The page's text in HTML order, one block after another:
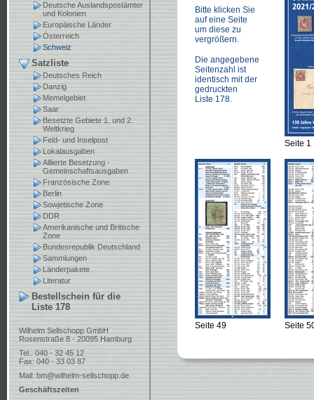
Deutsche Auslandspostämter
und Kolonien
Europäische Länder
Österreich
Schweiz
Satzliste
Deutsches Reich
Danzig
Memelgebiet
Saar
Besetzte Gebiete 1. und 2.
Weltkrieg
Feld- und Inselpost
Lokalausgaben
Alliierte Besetzung -
Gemeinschaftsausgaben
Französische Zone
Berlin
Sowjetische Zone
DDR
Amerikanische und Britische
Zone
Bundesrepublik Deutschland
Sammlungen
Länderpakete
Literatur
Bestellschein für die
Liste 178
Wilhelm Sellschopp GmbH
Rosenstraße 8 - 20095 Hamburg
Tel.: 040 - 32 45 12
Fax: 040 - 33 03 87
Mail: bm@wilhelm-sellschopp.de
Geschäftszeiten
Bitte klicken Sie
auf eine Seite
um diese zu
vergrößern.
Die angegebene
Seitenzahl ist
identisch mit der
gedruckten
Liste 178.
Seite 1
Seite 49 Seite